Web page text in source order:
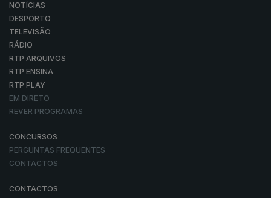
NOTÍCIAS
DESPORTO
TELEVISÃO
RÁDIO
RTP ARQUIVOS
RTP ENSINA
RTP PLAY
EM DIRETO
REVER PROGRAMAS
CONCURSOS
PERGUNTAS FREQUENTES
CONTACTOS
CONTACTOS